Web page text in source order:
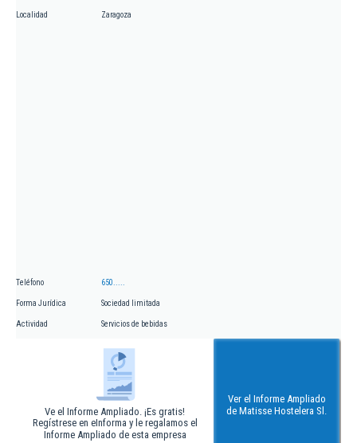
Localidad Zaragoza
Teléfono 650.....
Forma Jurídica Sociedad limitada
Actividad Servicios de bebidas
Ve el Informe Ampliado. ¡Es gratis!
Regístrese en eInforma y le regalamos el
Informe Ampliado de esta empresa
Ver el Informe Ampliado
de Matisse Hostelera Sl.